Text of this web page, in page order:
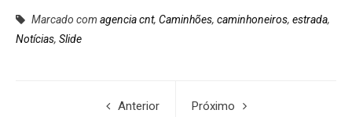
Marcado com agencia cnt, Caminhões, caminhoneiros, estrada,
Notícias, Slide
Anterior
Próximo